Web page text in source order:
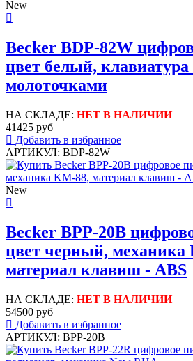
New
Becker BDP-82W
цвет белый,
молоточками
НА СКЛАДЕ: НЕТ В НАЛИЧИИ
41425 руб
Добавить в избранное
АРТИКУЛ: BDP-82W
New
Becker BPP-20B
цвет черный, механика
материал клавиш - ABS
НА СКЛАДЕ: НЕТ В НАЛИЧИИ
54500 руб
Добавить в избранное
АРТИКУЛ: BPP-20B